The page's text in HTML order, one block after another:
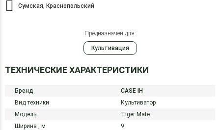
Сумская, Краснопольский
Предназначен для:
Культивация
ТЕХНИЧЕСКИЕ ХАРАКТЕРИСТИКИ
Бренд
CASE IH
Вид техники
Культиватор
Модель
Tiger Mate
Ширина , м 9